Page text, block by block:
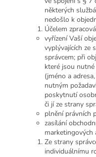
některých
nedošlo k
Účelem
vyřízení Vaší
vyplývajících ze
správcem; při
které jsou
(jméno a
nutným
poskytnutí
či jí ze strany
plnění právních
zasílání
marketingových
Ze strany
individuálnímu